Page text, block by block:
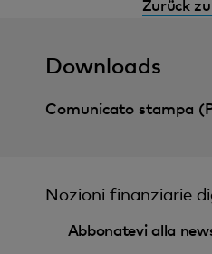
Zurück
Downloads
Comunicato stampa
Nozioni finanziarie
Abbonatevi alla